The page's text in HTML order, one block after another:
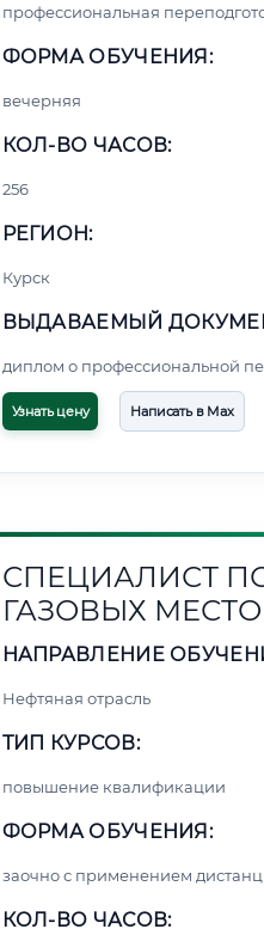
профессиональная
ФОРМА ОБУЧЕНИЯ:
вечерняя
КОЛ-ВО ЧАСОВ:
256
РЕГИОН:
Курск
ВЫДАВАЕМЫЙ
диплом о профессиональной
Узнать цену Написать в Max
СПЕЦИАЛИСТ
ГАЗОВЫХ
НАПРАВЛЕНИЕ
Нефтяная отрасль
ТИП КУРСОВ:
повышение квалификации
ФОРМА ОБУЧЕНИЯ:
заочно с применением
КОЛ-ВО ЧАСОВ: